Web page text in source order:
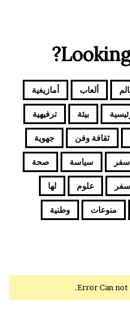
ألعاب أمازيغية
بيئة ترفيهية
ثقافة وفن جهوية
سياسة صحة
علوم لها
منوعات وطنية
Error Can not